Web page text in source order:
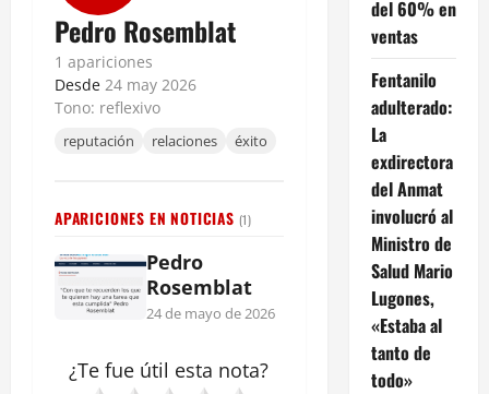
Pedro Rosemblat
1 apariciones
Desde 24 may 2026
Tono: reflexivo
reputación relaciones éxito
APARICIONES EN NOTICIAS (1)
Pedro
Rosemblat
24 de mayo de 2026
¿Te fue útil esta nota?
del 60% en
ventas
Fentanilo
adulterado:
La
exdirectora
del Anmat
involucró al
Ministro de
Salud Mario
Lugones,
«Estaba al
tanto de
todo»